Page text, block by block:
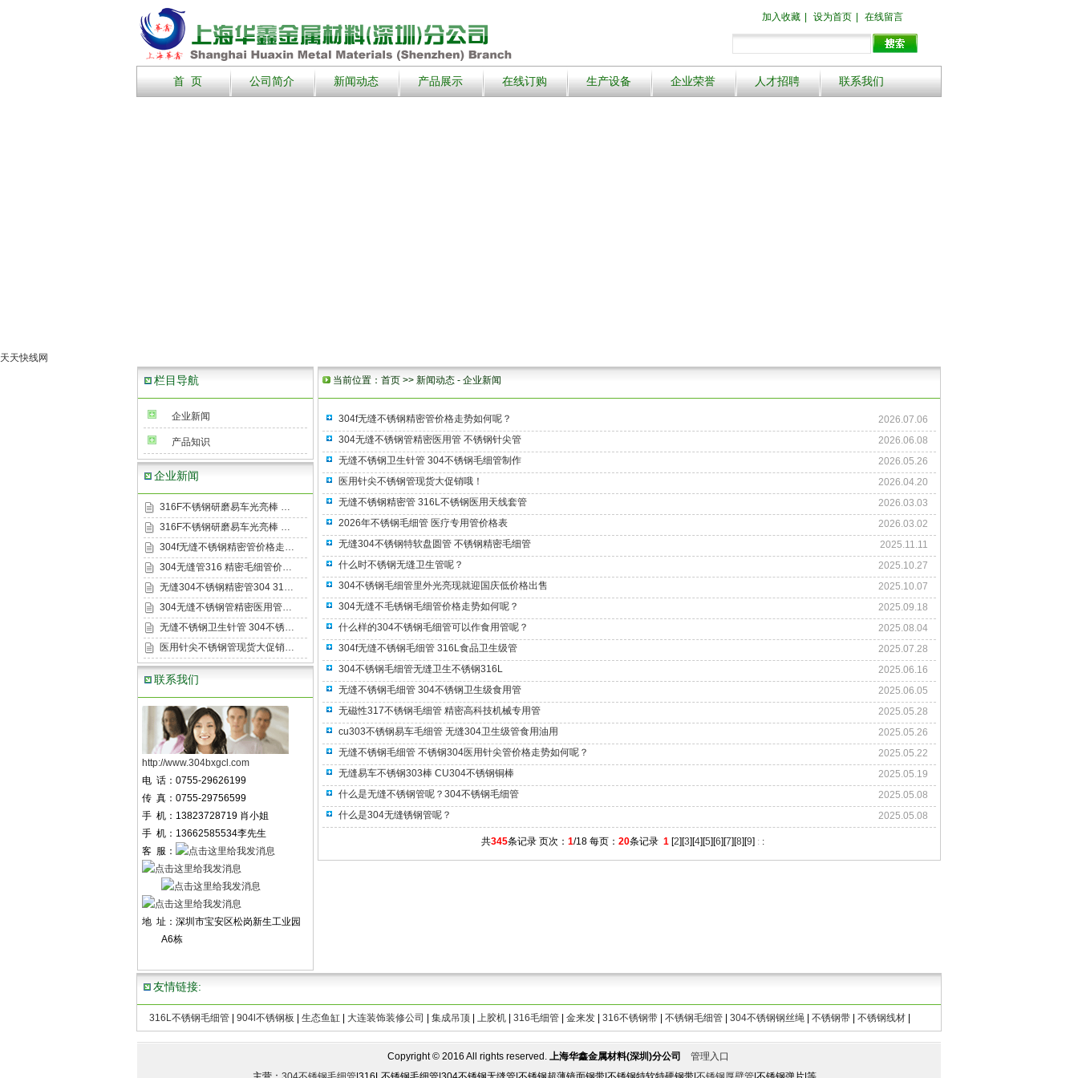
加入收藏 设为首页 在线留言
首 页 公司简介 新闻动态 产品展示 在线订购 生产设备 企业荣誉 人才招聘 联系我们
天天快线网
栏目导航
企业新闻
产品知识
企业新闻
316F不锈钢研磨易车光亮棒 …
316F不锈钢研磨易车光亮棒 …
304f无缝不锈钢精密管价格走…
304无缝管316 精密毛细管价…
无缝304不锈钢精密管304 31…
304无缝不锈钢管精密医用管…
无缝不锈钢卫生针管 304不锈…
医用针尖不锈钢管现货大促销…
联系我们
http://www.304bxgcl.com
电 话：0755-29626199
传 真：0755-29756599
手 机：13823728719 肖小姐
手 机：13662585534李先生
客 服：
地 址：深圳市宝安区松岗新生工业园
A6栋
当前位置： 首页 >> 新闻动态 - 企业新闻
304f无缝不锈钢精密管价格走势如何呢？
2026.07.06
304无缝不锈钢管精密医用管 不锈钢针尖管
2026.06.08
无缝不锈钢卫生针管 304不锈钢毛细管制作
2026.05.26
医用针尖不锈钢管现货大促销哦！
2026.04.20
无缝不锈钢精密管 316L不锈钢医用天线套管
2026.03.03
2026年不锈钢毛细管 医疗专用管价格表
2026.03.02
无缝304不锈钢特软盘圆管 不锈钢精密毛细管
2025.11.11
什么时不锈钢无缝卫生管呢？
2025.10.27
304不锈钢毛细管里外光亮现就迎国庆低价格出售
2025.10.07
304无缝不毛锈钢毛细管价格走势如何呢？
2025.09.18
什么样的304不锈钢毛细管可以作食用管呢？
2025.08.04
304f无缝不锈钢毛细管 316L食品卫生级管
2025.07.28
304不锈钢毛细管无缝卫生不锈钢316L
2025.06.16
无缝不锈钢毛细管 304不锈钢卫生级食用管
2025.06.05
无磁性317不锈钢毛细管 精密高科技机械专用管
2025.05.28
cu303不锈钢易车毛细管 无缝304卫生级管食用油用
2025.05.26
无缝不锈钢毛细管 不锈钢304医用针尖管价格走势如何呢？
2025.05.22
无缝易车不锈钢303棒 CU304不锈钢铜棒
2025.05.19
什么是无缝不锈钢管呢？304不锈钢毛细管
2025.05.08
什么是304无缝锈钢管呢？
2025.05.08
共345条记录 页次： 1/18 每页： 20条记录 1 [2][3][4][5][6][7][8][9] : :
友情链接:
316L不锈钢毛细管| 904l不锈钢板 生态鱼缸| 大连装饰装修公司 集成吊顶| 上胶机| 316毛细管| 金来发| 316不锈钢带| 不锈钢毛细管| 304不锈钢钢丝绳| 不锈钢带| 不锈钢线材|
Copyright © 2016 All rights reserved. 上海华鑫金属材料(深圳)分公司
管理入口